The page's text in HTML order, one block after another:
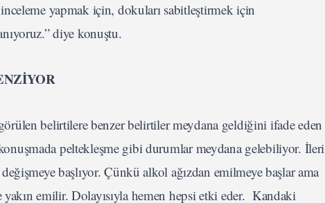
yapmak için, dokuları sabitleştirmek için
diye konuştu.
belirtilere benzer belirtiler meydana geldiğini ifade eden
peltekleşme gibi durumlar meydana gelebiliyor. İleri
başlıyor. Çünkü alkol ağızdan emilmeye başlar ama
emilir. Dolayısıyla hemen hepsi etki eder. Kandaki